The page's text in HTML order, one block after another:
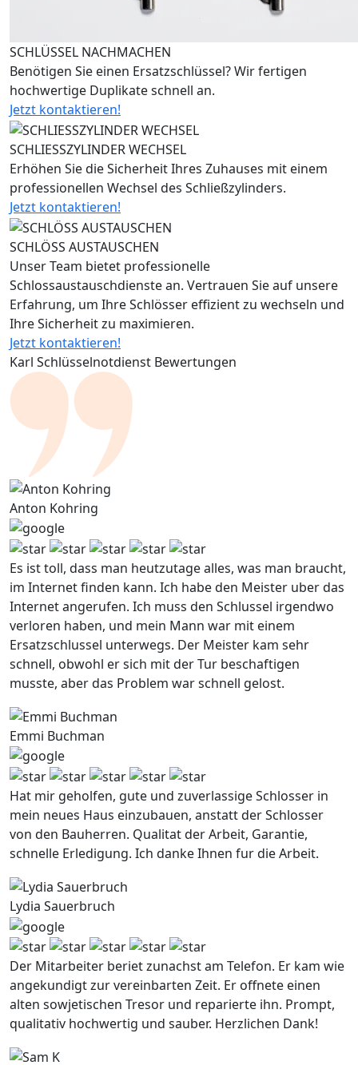
SCHLÜSSEL NACHMACHEN
Benötigen Sie einen Ersatzschlüssel? Wir fertigen
hochwertige Duplikate schnell an.
Jetzt kontaktieren!
SCHLIESSZYLINDER WECHSEL
Erhöhen Sie die Sicherheit Ihres Zuhauses mit einem
professionellen Wechsel des Schließzylinders.
Jetzt kontaktieren!
SCHLÖSS AUSTAUSCHEN
Unser Team bietet professionelle
Schlossaustauschdienste an. Vertrauen Sie auf unsere
Erfahrung, um Ihre Schlösser effizient zu wechseln und
Ihre Sicherheit zu maximieren.
Jetzt kontaktieren!
Karl Schlüsselnotdienst Bewertungen
Anton Kohring
Es ist toll, dass man heutzutage alles, was man braucht,
im Internet finden kann. Ich habe den Meister uber das
Internet angerufen. Ich muss den Schlussel irgendwo
verloren haben, und mein Mann war mit einem
Ersatzschlussel unterwegs. Der Meister kam sehr
schnell, obwohl er sich mit der Tur beschaftigen
musste, aber das Problem war schnell gelost.
Emmi Buchman
Hat mir geholfen, gute und zuverlassige Schlosser in
mein neues Haus einzubauen, anstatt der Schlosser
von den Bauherren. Qualitat der Arbeit, Garantie,
schnelle Erledigung. Ich danke Ihnen fur die Arbeit.
Lydia Sauerbruch
Der Mitarbeiter beriet zunachst am Telefon. Er kam wie
angekundigt zur vereinbarten Zeit. Er offnete einen
alten sowjetischen Tresor und reparierte ihn. Prompt,
qualitativ hochwertig und sauber. Herzlichen Dank!